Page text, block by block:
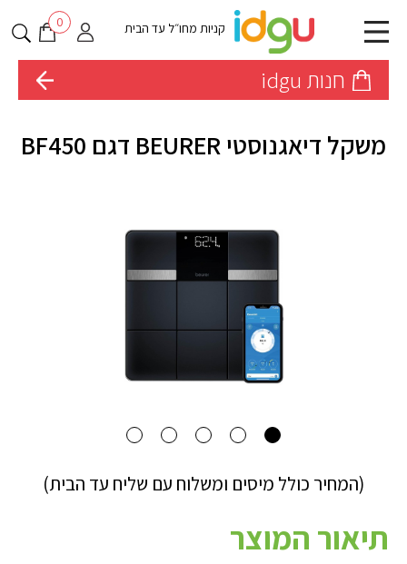
קניות מחו״ל עד הבית 0
חנות idgu
משקל דיאגנוסטי BEURER דגם BF450
(המחיר כולל מיסים ומשלוח עם שליח עד הבית)
תיאור המוצר